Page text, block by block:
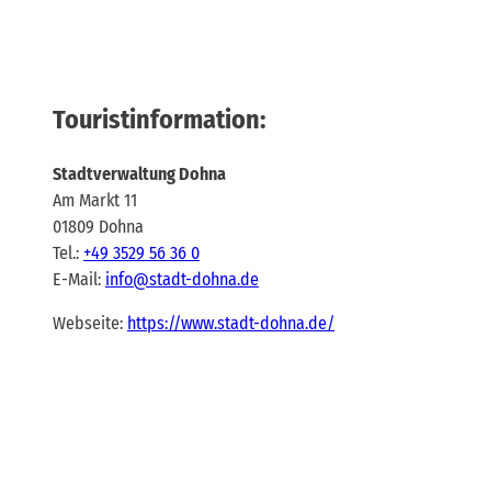
Touristinformation:
Stadtverwaltung Dohna
Am Markt 11
01809 Dohna
Tel.: +49 3529 56 36 0
E-Mail: info@stadt-dohna.de
Webseite: https://www.stadt-dohna.de/